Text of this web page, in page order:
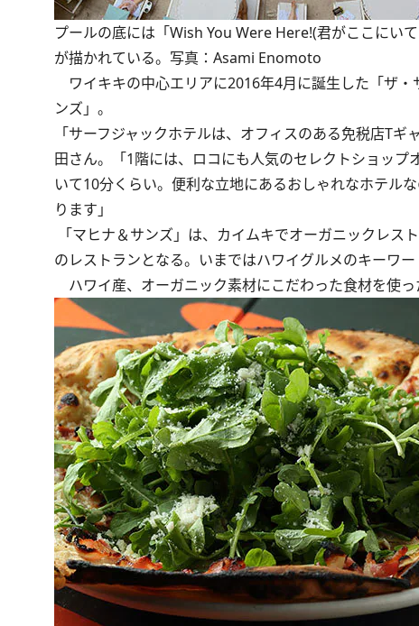
プールの底には「Wish You Were Here!(君がここにい
が描かれている。写真：Asami Enomoto
ワイキキの中心エリアに2016年4月に誕生した「ザ
ンズ」。
「サーフジャックホテルは、オフィスのある免税店T
田さん。「1階には、ロコにも人気のセレクトショッ
いて10分くらい。便利な立地にあるおしゃれなホテル
ります」
「マヒナ＆サンズ」は、カイムキでオーガニックレ
のレストランとなる。いまではハワイグルメのキーワ
ハワイ産、オーガニック素材にこだわった食材を使